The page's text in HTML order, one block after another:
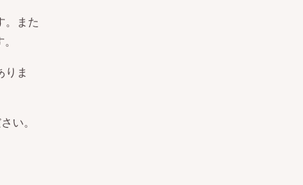
。また
ま
い。